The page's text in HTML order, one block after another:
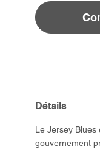
Détails
Le Jersey Blues
gouvernement